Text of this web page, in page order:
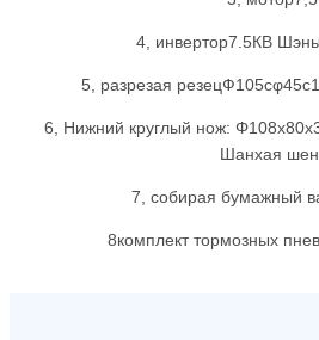
4, инвертор7.5КВ
5, разрезая
6, Нижний круглый нож:
Шанхая
7, собирая бумажный
8комплект тормозных